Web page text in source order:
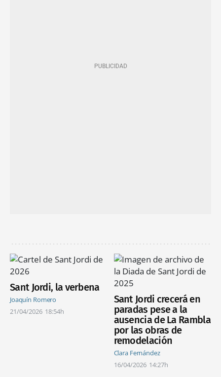
Sant Jordi, la verbena
Joaquín Romero
21/04/2026 18:54h
Sant Jordi crecerá en
paradas pese a la
ausencia de La Rambla
por las obras de
remodelación
Clara Fernández
16/04/2026 14:27h